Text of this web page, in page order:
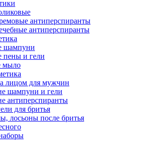
антиперспиранты
антиперспиранты
шампуни
пены и гели
мыло
лицом для мужчин
шампуни и гели
антиперспиранты
для бритья
лосьоны после бритья